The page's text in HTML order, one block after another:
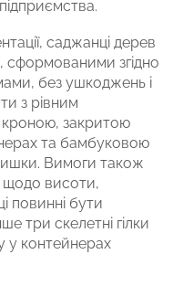
саджанці дерев
сформованими згідно
без ушкоджень і
з рівним
закритою
та бамбуковою
Вимоги також
щодо висоти,
повинні бути
три скелетні гілки
у контейнерах